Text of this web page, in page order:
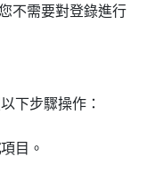
不需要對登錄進行
下步驟操作：
項目。